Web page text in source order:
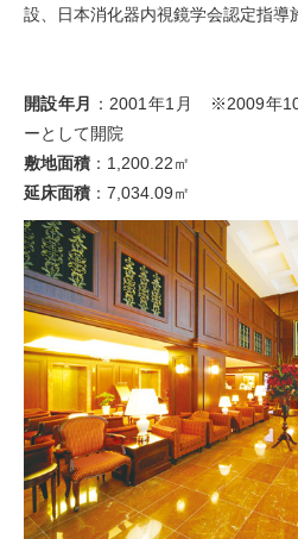
設、日本消化器内視鏡学会認定指導
開設年月
：2001年1月 ※2009年
ーとして開院
敷地面積 ：1,200.22㎡
延床面積 ：7,034.09㎡